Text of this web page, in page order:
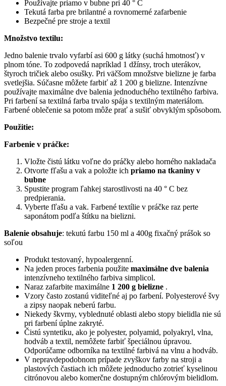
Používajte priamo v bubne pri 40 ° C
Tekutá farba pre brilantné a rovnomerné zafarbenie
Bezpečné pre stroje a textil
Množstvo textilu:
Jedno balenie trvalo vyfarbí asi 600 g látky (suchá hmotnosť) v
plnom tóne. To zodpovedá napríklad 1 džínsy, troch uterákov,
štyroch tričiek alebo osušky. Pri väčšom množstve bielizne je farba
svetlejšia. Súčasne môžete farbiť až 1 200 g bielizne. Intenzívne
používajte maximálne dve balenia jednoduchého textilného farbiva.
Pri farbení sa textilná farba trvalo spája s textilným materiálom.
Farbené oblečenie sa potom môže prať a sušiť obvyklým spôsobom.
Použitie:
Farbenie v práčke:
Vložte čistú látku voľne do práčky alebo horného nakladača
Otvorte fľašu a vak a položte ich priamo na tkaniny v
bubne
Spustite program ľahkej starostlivosti na 40 ° C bez
predpierania.
Vyberte fľašu a vak. Farbené textílie v práčke raz perte
saponátom podľa štítku na bielizni.
Balenie obsahuje: tekutú farbu 150 ml a 400g fixačný prášok so
soľou
Produkt testovaný, hypoalergenní.
Na jeden proces farbenia použite maximálne dve balenia
intenzívneho textilného farbiva simplicol.
Naraz zafarbite maximálne 1 200 g bielizne .
Vzory často zostanú viditeľné aj po farbení. Polyesterové švy
a zipsy naopak neberú farbu.
Niekedy škvrny, vyblednuté oblasti alebo stopy bielidla nie sú
pri farbení úplne zakryté.
Čistú syntetiku, ako je polyester, polyamid, polyakryl, vlna,
hodváb a textil, nemôžete farbiť špeciálnou úpravou.
Odporúčame odborníka na textilné farbivá na vlnu a hodváb.
V nepravdepodobnom prípade zvyškov farby na stroji a
plastových častiach ich môžete jednoducho zotrieť kyselinou
citrónovou alebo komerčne dostupným chlórovým bielidlom.